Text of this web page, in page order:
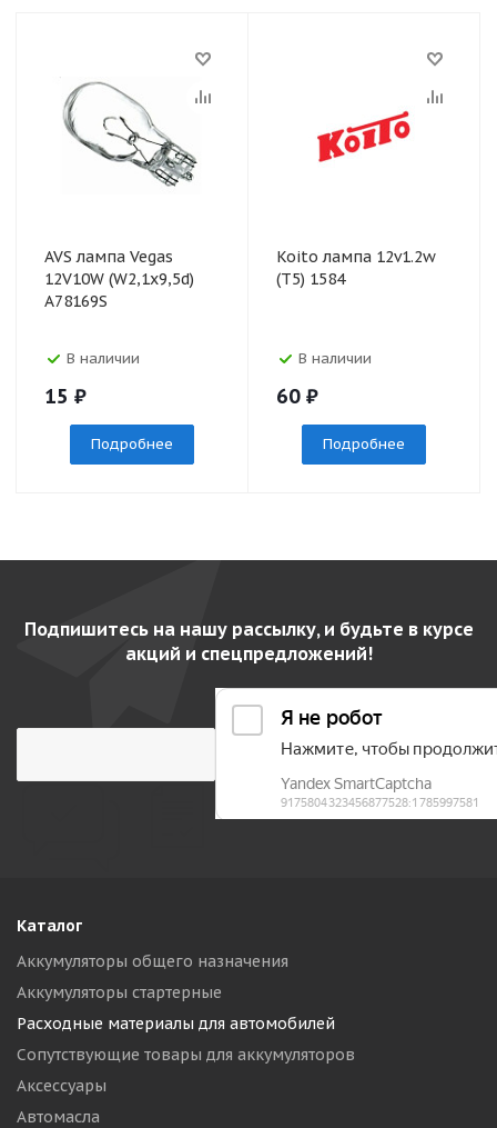
AVS лампа Vegas
12V10W (W2,1х9,5d)
A78169S
В наличии
15 ₽
Подробнее
Koito лампа 12v1.2w
(T5) 1584
В наличии
60 ₽
Подробнее
Подпишитесь на нашу рассылку, и будьте в курсе
акций и спецпредложений!
Каталог
Аккумуляторы общего назначения
Аккумуляторы стартерные
Расходные материалы для автомобилей
Сопутствующие товары для аккумуляторов
Аксессуары
Автомасла